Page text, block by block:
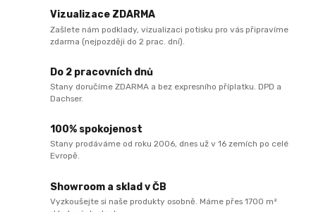
Vizualizace ZDARMA
Zašlete nám podklady, vizualizaci potisku pro vás připravíme
zdarma (nejpozději do 2 prac. dní).
Do 2 pracovních dnů
Stany doručíme ZDARMA a bez expresního příplatku. DPD a
Dachser.
100% spokojenost
Stany prodáváme od roku 2006, dnes už v 16 zemích po celé
Evropě.
Showroom a sklad v ČB
Vyzkoušejte si naše produkty osobně. Máme přes 1700 m²